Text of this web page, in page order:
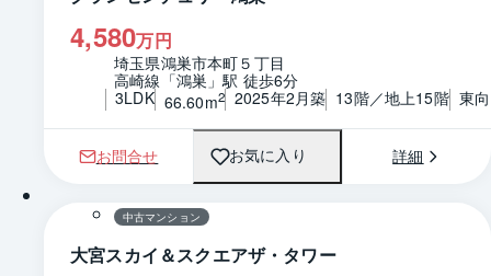
4,580万円
埼玉県鴻巣市本町５丁目
高崎線「鴻巣」駅 徒歩6分
3LDK 66.60m2 2025年2月築 13階／地上15階 東
お問合せ お気に入り 詳細
1 / 0 間取り
中古マンション
大宮スカイ＆スクエアザ・タワー